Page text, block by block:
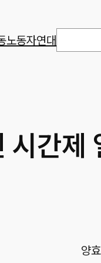
노동자연대
시간제
양